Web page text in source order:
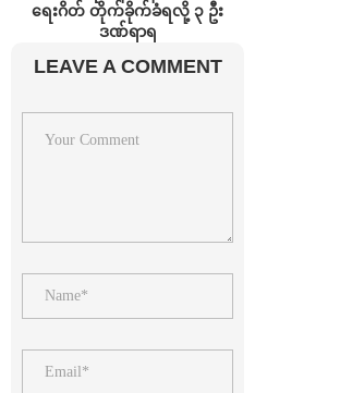
ရေးဂိတ် တိုက်ခိုက်ခံရလို့ ၃ ဦး
ဒဏ်ရာရ
LEAVE A COMMENT